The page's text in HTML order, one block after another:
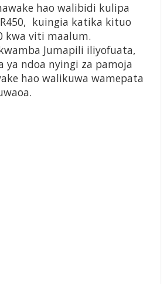
hao walibidi kulipa
kuingia katika kituo
kwa viti maalum.
Jumapili iliyofuata,
ya ndoa nyingi za pamoja
hao walikuwa wamepata